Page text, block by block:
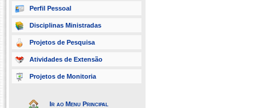
Perfil Pessoal
Disciplinas Ministradas
Projetos de Pesquisa
Atividades de Extensão
Projetos de Monitoria
Ir ao Menu Principal